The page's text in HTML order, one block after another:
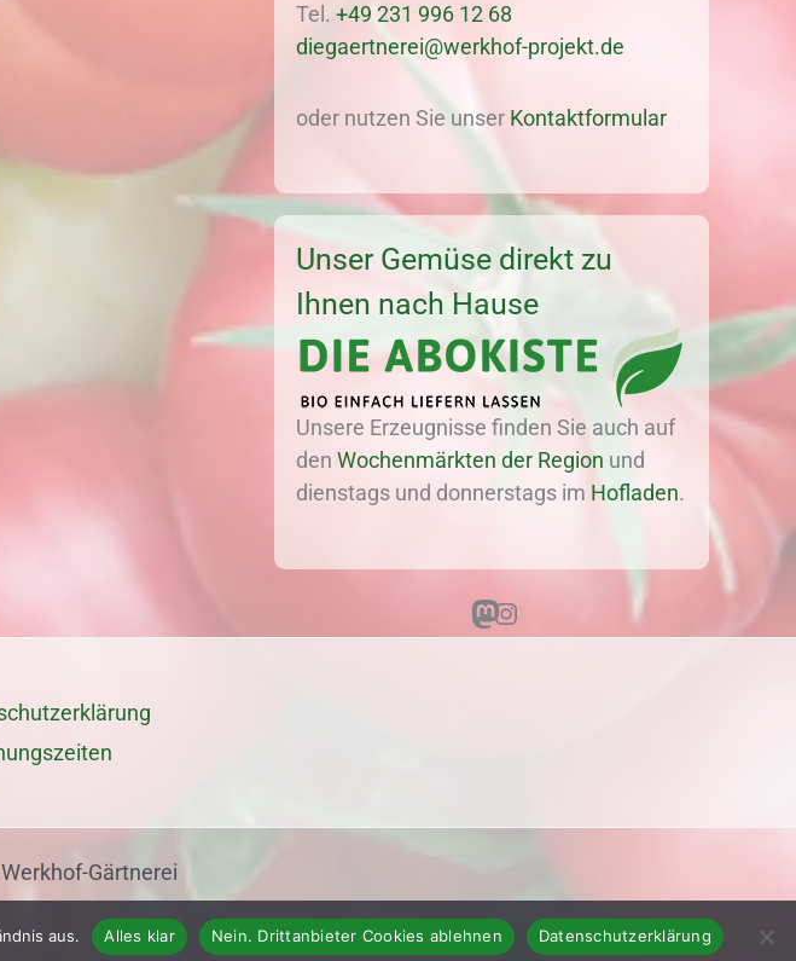
Tel. +49 231 996 12 68
diegaertnerei@werkhof-projekt.de
oder nutzen Sie unser Kontaktformular
Unser Gemüse direkt zu
Ihnen nach Hause
Unsere Erzeugnisse finden Sie auch auf
den Wochenmärkten der Region und
dienstags und donnerstags im Hofladen.
MastodonInstagram
Gärtnerei
aus. Alles klar Nein. Drittanbieter Cookies ablehnen Datenschutzerklärung